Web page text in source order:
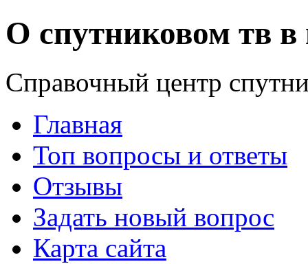
О спутниковом тв в
Справочный центр
Главная
Топ вопросы и ответы
Отзывы
Задать новый вопрос
Карта сайта